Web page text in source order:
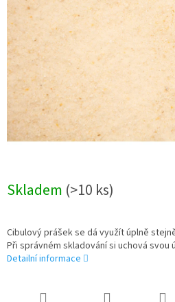
Skladem (>10 ks)
Cibulový prášek se dá využít úplně
Při správném skladování si uchová svou
Detailní informace